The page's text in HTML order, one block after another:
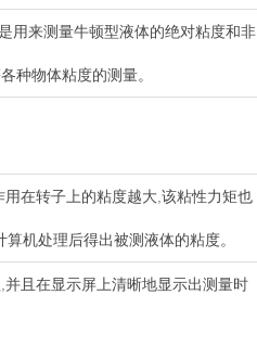
用来测量牛顿型液体的绝对粘度和非
种物体粘度的测量。
在转子上的粘度越大,该粘性力矩也
机处理后得出被测液体的粘度。
且在显示屏上清晰地显示出测量时